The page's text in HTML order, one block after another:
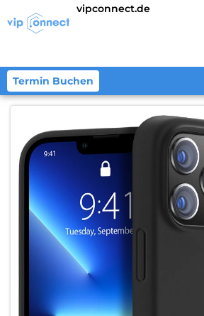
vipconnect.de
Termin Buchen